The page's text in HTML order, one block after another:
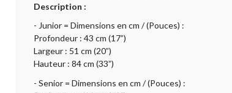
Description :
- Junior = Dimensions en cm / (Pouces) :
Profondeur : 43 cm (17”)
Largeur : 51 cm (20”)
Hauteur : 84 cm (33”)
- Senior = Dimensions en cm / (Pouces) :